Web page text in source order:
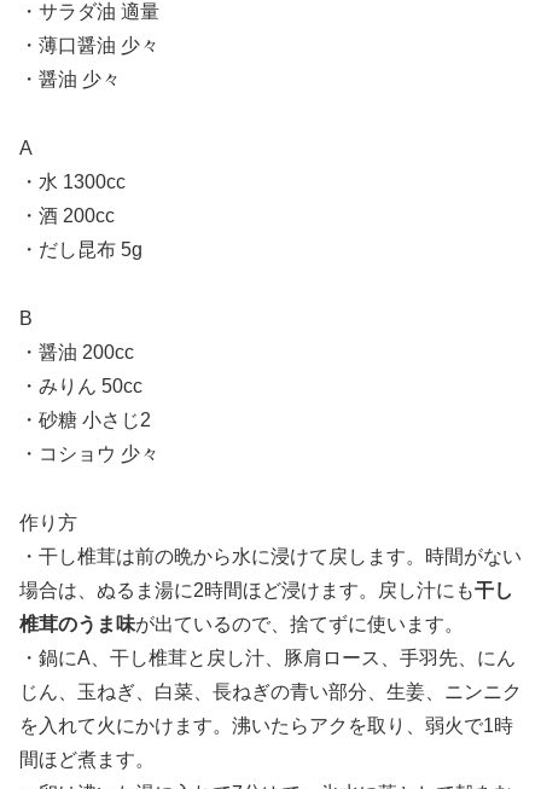
・サラダ油 適量
・薄口醤油 少々
・醤油 少々
A
・水 1300cc
・酒 200cc
・だし昆布 5g
B
・醤油 200cc
・みりん 50cc
・砂糖 小さじ2
・コショウ 少々
作り方
・干し椎茸は前の晩から水に浸けて戻します。時間がない
場合は、ぬるま湯に2時間ほど浸けます。戻し汁にも干し
椎茸のうま味が出ているので、捨てずに使います。
・鍋にA、干し椎茸と戻し汁、豚肩ロース、手羽先、にん
じん、玉ねぎ、白菜、長ねぎの青い部分、生姜、ニンニク
を入れて火にかけます。沸いたらアクを取り、弱火で1時
間ほど煮ます。